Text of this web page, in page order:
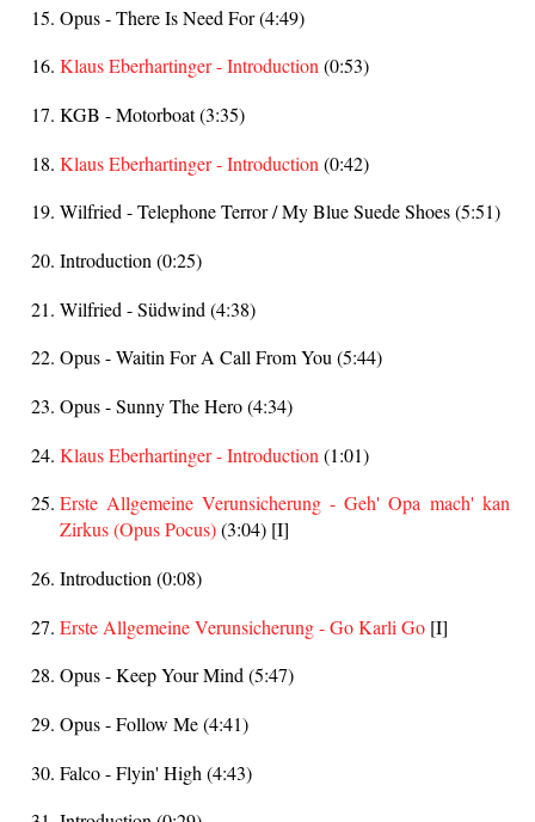
Opus - There Is Need For (4:49)
Klaus Eberhartinger - Introduction(0:53)
KGB - Motorboat (3:35)
Klaus Eberhartinger - Introduction (0:42)
Wilfried - Telephone Terror / My Blue Suede Shoes (5:51)
Introduction (0:25)
Wilfried - Südwind (4:38)
Opus - Waitin For A Call From You (5:44)
Opus - Sunny The Hero (4:34)
Klaus Eberhartinger - Introduction (1:01)
Erste Allgemeine Verunsicherung - Geh' Opa mach' kan
Zirkus (Opus Pocus)(3:04) [I]
Introduction (0:08)
Erste Allgemeine Verunsicherung - Go Karli Go [I]
Opus - Keep Your Mind (5:47)
Opus - Follow Me (4:41)
Falco - Flyin' High (4:43)